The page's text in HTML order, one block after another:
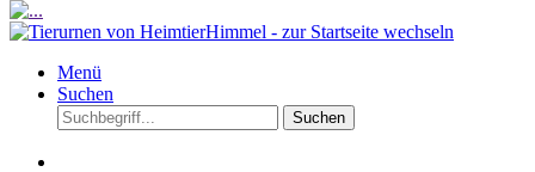
Menü
Suchen
Suchen